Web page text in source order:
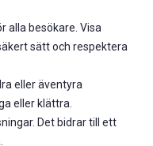
alla besökare. Visa
sätt och respektera
eller äventyra
eller klättra.
Det bidrar till ett